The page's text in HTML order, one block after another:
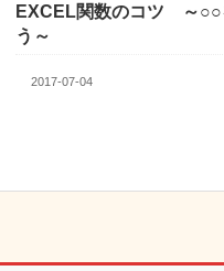
EXCEL関数のコツ ～○○
う～
2017-07-04